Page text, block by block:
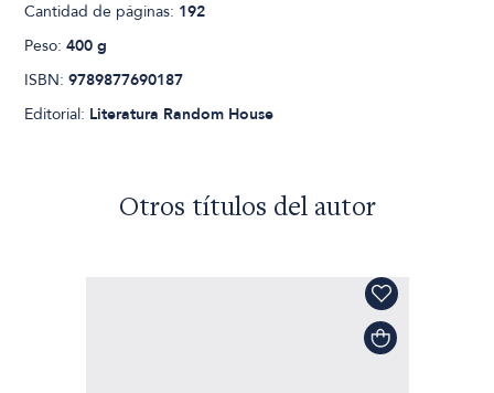
Cantidad de páginas: 192
Peso:400 g
ISBN:9789877690187
Editorial: Literatura Random House
Otros títulos del autor